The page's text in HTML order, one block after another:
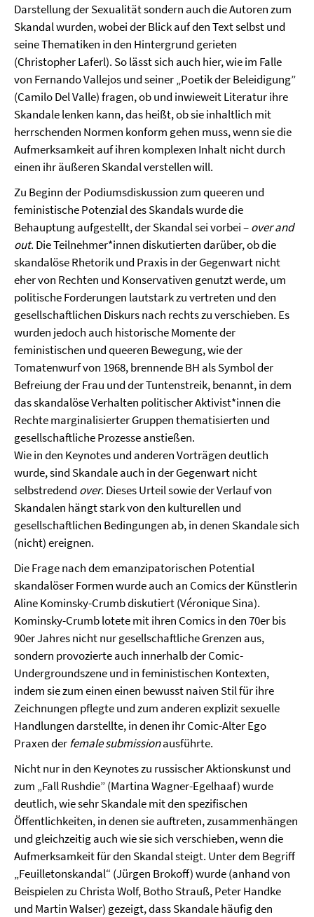
Darstellung der Sexualität sondern auch die Autoren zum
Skandal wurden, wobei der Blick auf den Text selbst und
seine Thematiken in den Hintergrund gerieten
(Christopher Laferl). So lässt sich auch hier, wie im Falle
von Fernando Vallejos und seiner „Poetik der Beleidigung”
(Camilo Del Valle) fragen, ob und inwieweit Literatur ihre
Skandale lenken kann, das heißt, ob sie inhaltlich mit
herrschenden Normen konform gehen muss, wenn sie die
Aufmerksamkeit auf ihren komplexen Inhalt nicht durch
einen ihr äußeren Skandal verstellen will.
Zu Beginn der Podiumsdiskussion zum queeren und
feministische Potenzial des Skandals wurde die
Behauptung aufgestellt, der Skandal sei vorbei –over and
out. Die Teilnehmer*innen diskutierten darüber, ob die
skandalöse Rhetorik und Praxis in der Gegenwart nicht
eher von Rechten und Konservativen genutzt werde, um
politische Forderungen lautstark zu vertreten und den
gesellschaftlichen Diskurs nach rechts zu verschieben. Es
wurden jedoch auch historische Momente der
feministischen und queeren Bewegung, wie der
Tomatenwurf von 1968, brennende BH als Symbol der
Befreiung der Frau und der Tuntenstreik, benannt, in dem
das skandalöse Verhalten politischer Aktivist*innen die
Rechte marginalisierter Gruppen thematisierten und
gesellschaftliche Prozesse anstießen.
Wie in den Keynotes und anderen Vorträgen deutlich
wurde, sind Skandale auch in der Gegenwart nicht
selbstredend over. Dieses Urteil sowie der Verlauf von
Skandalen hängt stark von den kulturellen und
gesellschaftlichen Bedingungen ab, in denen Skandale sich
(nicht) ereignen.
Die Frage nach dem emanzipatorischen Potential
skandalöser Formen wurde auch an Comics der Künstlerin
Aline Kominsky-Crumb diskutiert (Véronique Sina).
Kominsky-Crumb lotete mit ihren Comics in den 70er bis
90er Jahres nicht nur gesellschaftliche Grenzen aus,
sondern provozierte auch innerhalb der Comic-
Undergroundszene und in feministischen Kontexten,
indem sie zum einen einen bewusst naiven Stil für ihre
Zeichnungen pflegte und zum anderen explizit sexuelle
Handlungen darstellte, in denen ihr Comic-Alter Ego
Praxen derfemale submissionausführte.
Nicht nur in den Keynotes zu russischer Aktionskunst und
zum „Fall Rushdie” (Martina Wagner-Egelhaaf) wurde
deutlich, wie sehr Skandale mit den spezifischen
Öffentlichkeiten, in denen sie auftreten, zusammenhängen
und gleichzeitig auch wie sie sich verschieben, wenn die
Aufmerksamkeit für den Skandal steigt. Unter dem Begriff
„Feuilletonskandal“ (Jürgen Brokoff) wurde (anhand von
Beispielen zu Christa Wolf, Botho Strauß, Peter Handke
und Martin Walser) gezeigt, dass Skandale häufig den